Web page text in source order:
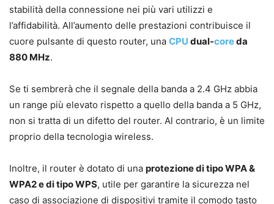
stabilità della connessione nei più vari utilizzi e
l’affidabilità. All’aumento delle prestazioni contribuisce il
cuore pulsante di questo router, una CPU dual-coreda
880 MHz.
Se ti sembrerà che il segnale della banda a 2.4 GHz abbia
un range più elevato rispetto a quello della banda a 5 GHz,
non si tratta di un difetto del router. Al contrario, è un limite
proprio della tecnologia wireless.
Inoltre, il router è dotato di una protezione di tipo WPA &
WPA2 e di tipo WPS, utile per garantire la sicurezza nel
caso di associazione di dispositivi tramite il comodo tasto